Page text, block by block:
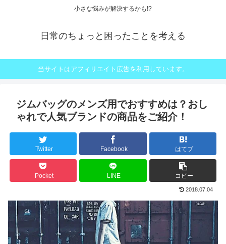
小さな悩みが解決するかも!?
日常のちょっと困ったことを考える
当サイトはアフィリエイト広告を利用しています。
ジムバッグのメンズ用でおすすめは？おし
ゃれで人気ブランドの商品をご紹介！
Twitter Facebook はてブ
Pocket LINE コピー
2018.07.04